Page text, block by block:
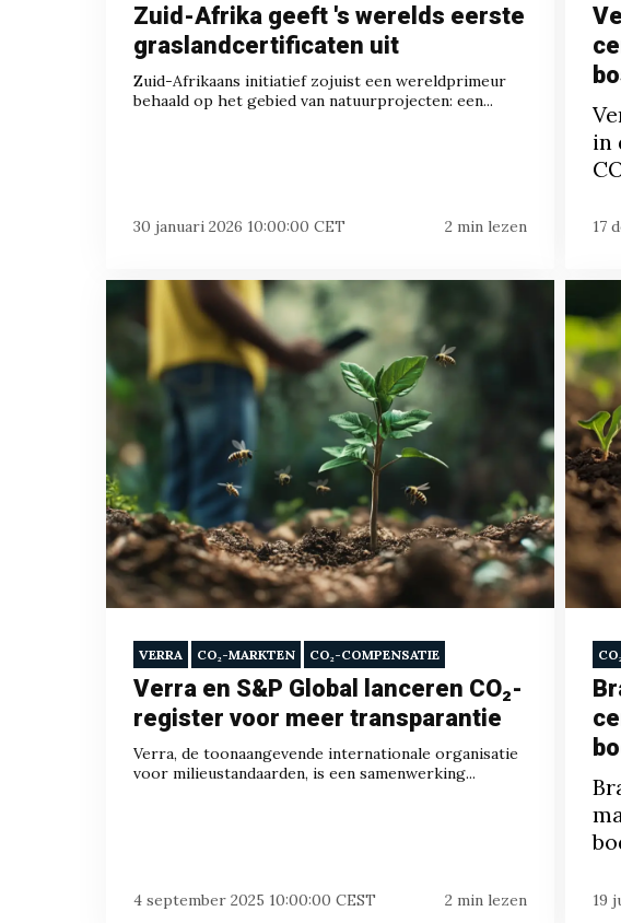
Zuid-Afrika geeft 's werelds eerste
graslandcertificaten uit
Zuid-Afrikaans initiatief zojuist een wereldprimeur
behaald op het gebied van natuurprojecten: een...
30 januari 2026 10:00:00 CET 2 min lezen
in
17
VERRA CO₂-MARKTEN CO₂-COMPENSATIE
Verra en S&P Global lanceren CO₂-
register voor meer transparantie
Verra, de toonaangevende internationale organisatie
voor milieustandaarden, is een samenwerking...
4 september 2025 10:00:00 CEST 2 min lezen 19